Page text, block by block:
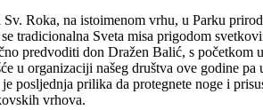
Roka, na istoimenom vrhu, u Parku
tradicionalna Sveta misa prigodom
predvoditi don Dražen Balić, s početkom
u organizaciji našeg društva ove godine
posljednja prilika da protegnete noge i
vrhova.